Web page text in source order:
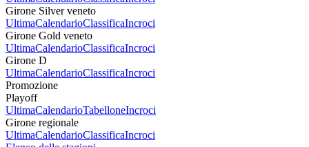
Girone Silver veneto
UltimaCalendarioClassificaIncroci
Girone Gold veneto
UltimaCalendarioClassificaIncroci
Girone D
UltimaCalendarioClassificaIncroci
Promozione
Playoff
UltimaCalendarioTabelloneIncroci
Girone regionale
UltimaCalendarioClassificaIncroci